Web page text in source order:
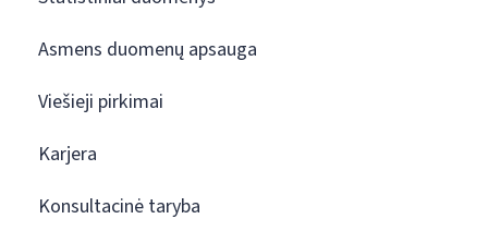
Asmens duomenų apsauga
Viešieji pirkimai
Karjera
Konsultacinė taryba